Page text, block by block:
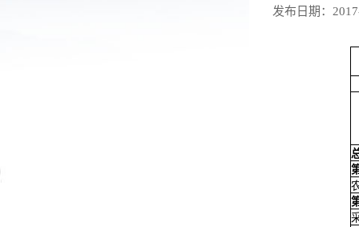
发布日期：